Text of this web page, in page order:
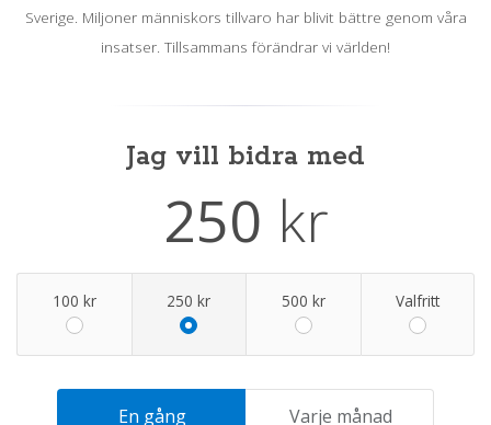
Sverige. Miljoner människors tillvaro har blivit bättre genom våra
insatser. Tillsammans förändrar vi världen!
Jag vill bidra med
250 kr
100 kr 250 kr 500 kr Valfritt
En gång Varje månad